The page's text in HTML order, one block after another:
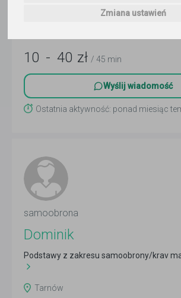
Zmiana ustawień
10 - 40 zł / 45 min
Wyślij wiadomość
Ostatnia aktywność: ponad miesiąc
samoobrona
Dominik
Podstawy z zakresu samoobrony/krav
Tarnów